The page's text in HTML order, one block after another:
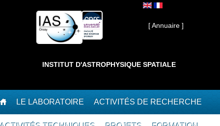
Interne ]
[ Annuaire ]
INSTITUT D'ASTROPHYSIQUE SPATIALE
LE LABORATOIRE ACTIVITÉS DE RECHERCHE